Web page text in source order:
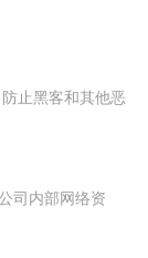
止黑客和其他恶
司内部网络资